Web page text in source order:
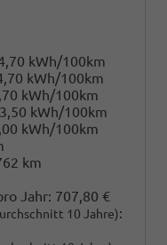
kWh/100km
kWh/100km
kWh/100km
kWh/100km
kWh/100km
km
Jahr: 707,80 €
10 Jahre):